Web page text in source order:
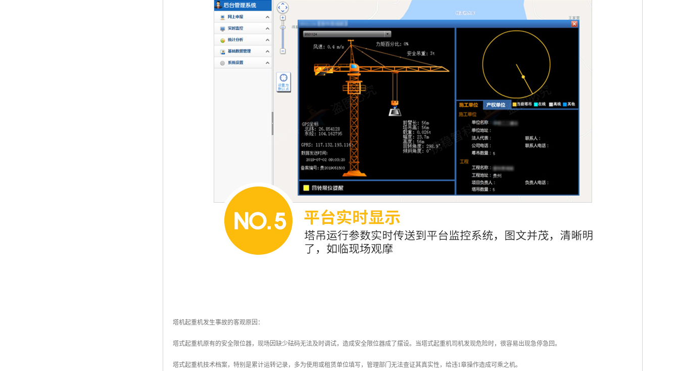
塔机起重机发生事故的客观原因：
塔式起重机原有的安全限位器，现场因缺少砝码无法及时调试，造成安全限位器成了摆设。当塔式起重机司机发现危险时，很容易出现急停急回。
塔式起重机技术档案，特别是累计运转记录，多为使用或租赁单位填写，管理部门无法查证其真实性，给违1章操作造成可乘之机。